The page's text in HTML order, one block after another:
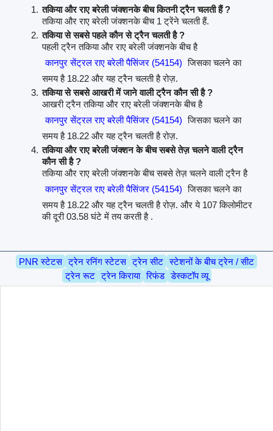
तकिया और राए बरेली जंक्शनके बीच कितनी ट्रैन चलती हैं ?
तकिया और राए बरेली जंक्शनके बीच 1 ट्रेंने चलती हैं.
तकिया से सबसे पहले कौन से ट्रैन चलती है ?
पहली ट्रैन तकिया और राए बरेली जंक्शनके बीच है
कानपुर सेंट्रल राए बरेली पैसिंजर (54154) जिसका चलने का
समय है 18.22 और यह ट्रैन चलती है रोज़.
तकिया से सबसे आखरी में जाने वाली ट्रैन कौन सी है ?
आखरी ट्रैन तकिया और राए बरेली जंक्शनके बीच है
कानपुर सेंट्रल राए बरेली पैसिंजर (54154) जिसका चलने का
समय है 18.22 और यह ट्रैन चलती है रोज़.
तकिया और राए बरेली जंक्शन के बीच सबसे तेज़ चलने वाली ट्रैन
कौन सी है ?
तकिया और राए बरेली जंक्शनके बीच सबसे तेज़ चलने वाली ट्रैन है
कानपुर सेंट्रल राए बरेली पैसिंजर (54154) जिसका चलने का
समय है 18.22 और यह ट्रैन चलती है रोज़. और ये 107 किलोमीटर
की दूरी 03.58 घंटे में तय करती है .
PNR स्टेटस ट्रेन रनिंग स्टेटस ट्रेन सीट स्टेशनों के बीच ट्रेन / सीट
ट्रेन रूट ट्रेन किराया रिफंड डेस्कटॉप व्यू